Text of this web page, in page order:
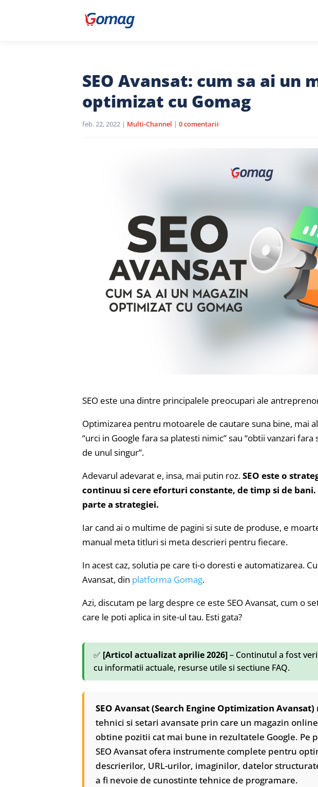
SEO Avansat: cum sa ai un
optimizat cu Gomag
feb. 22, 2022 | Multi-Channel | 0 comentarii
SEO este una dintre principalele preocupari ale
Optimizarea pentru motoarele de cautare suna bine, mai
“urci in Google fara sa platesti nimic” sau “obtii vanzari
de unul singur”.
Adevarul adevarat e, insa, mai putin roz.SEO este o
continuu si cere eforturi constante, de timp si de bani.
parte a strategiei.
Iar cand ai o multime de pagini si sute de produse, e
manual meta titluri si meta descrieri pentru fiecare.
In acest caz, solutia pe care ti-o doresti e automatizarea.
Avansat, din platforma Gomag.
Azi, discutam pe larg despre ce este SEO Avansat, cum o
care le poti aplica in site-ul tau. Esti gata?
✅ [Articol actualizat aprilie 2026]– Continutul a fost
cu informatii actuale, resurse utile si sectiune FAQ.
SEO Avansat (Search Engine Optimization Avansat)
tehnici si setari avansate prin care un magazin
obtine pozitii cat mai bune in rezultatele Google. Pe
SEO Avansat ofera instrumente complete pentru
descrierilor, URL-urilor, imaginilor, datelor
a fi nevoie de cunostinte tehnice de programare.